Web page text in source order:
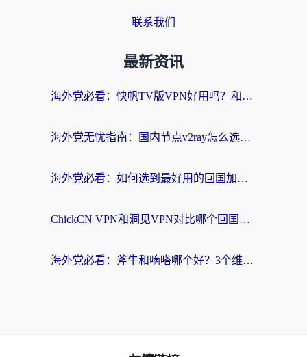
联系我们
最新资讯
海外党必看：快帆TV版VPN好用吗？和快游VPN对比哪个回国效果更好？附实用避坑指南
海外党无忧指南：国内节点v2ray怎么选？一键回国VPN+多场景实测帮你避坑
海外党必看：如何选到最好用的回国加速器？从节点到售后的全维度指南
ChickCN VPN和洞见VPN对比哪个回国效果更好？海外党亲测3款加速器+避坑指南
海外党必看：斧牛和嘀嗒哪个好？3个维度教你选对回国加速器